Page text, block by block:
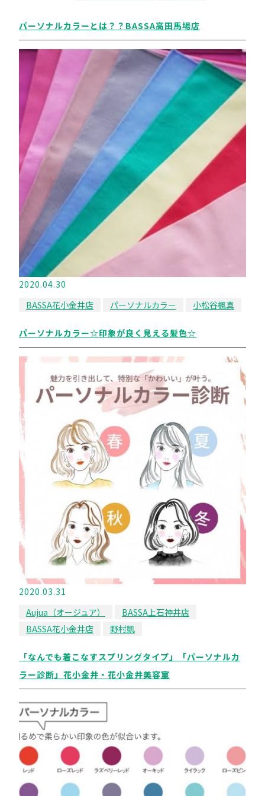
パーソナルカラーとは？？BASSA高田馬場店
2020.04.30
BASSA花小金井店
パーソナルカラー 小松谷楓真
パーソナルカラー☆印象が良く見える髪色☆
2020.03.31
Aujua（オージュア）
BASSA上石神井店
BASSA花小金井店
野村凱
「なんでも着こなすスプリングタイプ」「パーソナルカ
ラー診断」花小金井・花小金井美容室